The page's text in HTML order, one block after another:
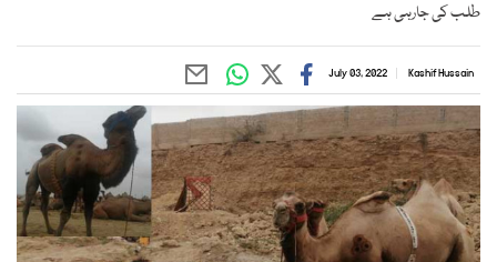
طلب کی جارہی ہے
Kashif Hussain
July 03, 2022